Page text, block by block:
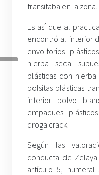
transitaba en la zona.
Es así que al
encontró al interior
envoltorios
hierba seca
plásticas con hierba
bolsitas plásticas
interior polvo
empaques
droga crack.
Según las
conducta de
artículo 5,